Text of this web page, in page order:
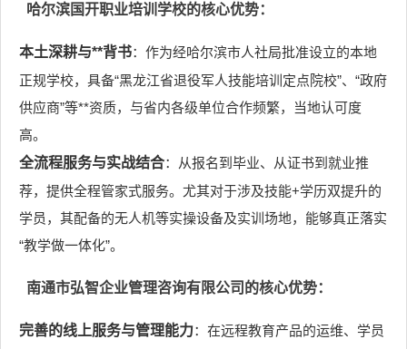
哈尔滨国开职业培训学校的核心优势：
本土深耕与**背书：作为经哈尔滨市人社局批准设立的本地
正规学校，具备“黑龙江省退役军人技能培训定点院校”、“政府
供应商”等**资质，与省内各级单位合作频繁，当地认可度
高。
全流程服务与实战结合：从报名到毕业、从证书到就业推
荐，提供全程管家式服务。尤其对于涉及技能+学历双提升的
学员，其配备的无人机等实操设备及实训场地，能够真正落实
“教学做一体化”。
南通市弘智企业管理咨询有限公司的核心优势：
完善的线上服务与管理能力：在远程教育产品的运维、学员